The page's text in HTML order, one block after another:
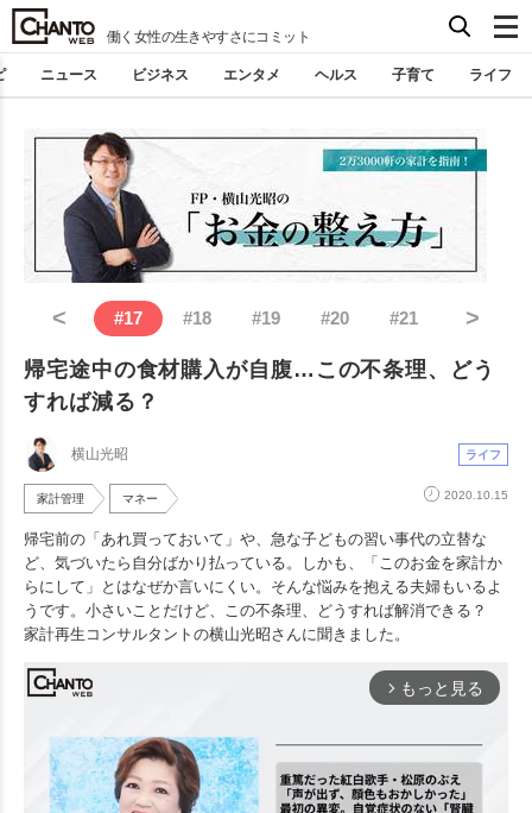
働く女性の生きやすさにコミット
ニュース ビジネス エンタメ ヘルス 子育て ライフ
< #17 #18 #19 #20 #21 >
帰宅途中の食材購入が自腹…この不条理、どう
すれば減る？
横山光昭 ライフ
家計管理 マネー 2020.10.15
帰宅前の「あれ買っておいて」や、急な子どもの習い事代の立替な
ど、気づいたら自分ばかり払っている。しかも、「このお金を家計か
らにして」とはなぜか言いにくい。そんな悩みを抱える夫婦もいるよ
うです。小さいことだけど、この不条理、どうすれば解消できる？
家計再生コンサルタントの横山光昭さんに聞きました。
arrow_forward_ios もっと見る